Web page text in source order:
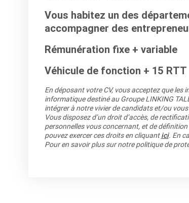
Vous habitez un des
accompagner des
Rémunération fixe + variable
Véhicule de fonction + 15 RTT
En déposant votre CV, vous acceptez que les
informatique destiné au Groupe LINKING
intégrer à notre vivier de candidats et/ou
Vous disposez d’un droit d’accès, de
personnelles vous concernant, et de
pouvez exercer ces droits en cliquantici. En
Pour en savoir plus sur notre politique de